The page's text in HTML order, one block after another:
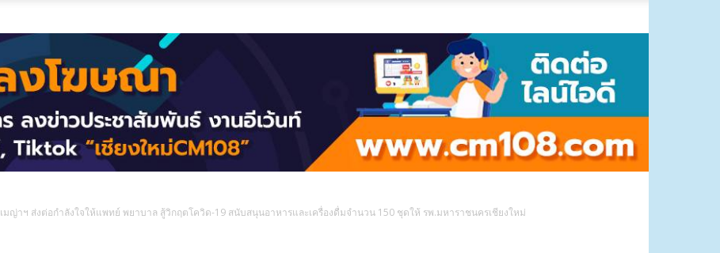
เมญ่าฯ ส่งต่อกำลังใจให้แพทย์ พยาบาล สู้วิกฤตโควิด-19 สนับสนุนอาหารและเครื่องดื่มจำนวน 150 ชุดให้ รพ.มหาราชนครเชียงใหม่